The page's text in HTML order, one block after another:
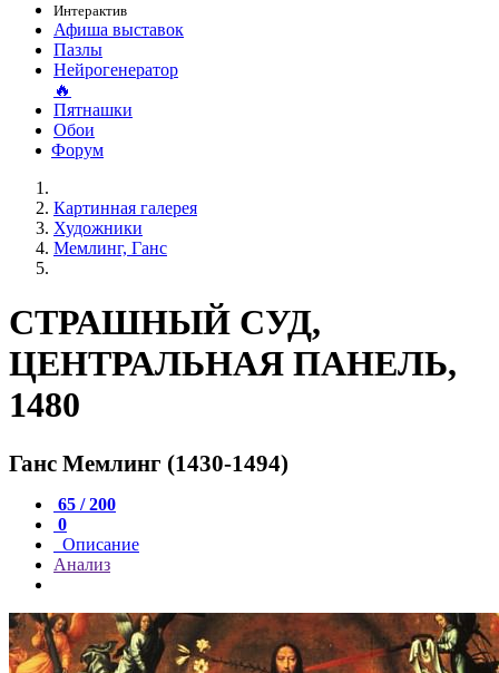
Интерактив
Афиша выставок
Пазлы
Нейрогенератор
🔥
Пятнашки
Обои
Форум
Картинная галерея
Художники
Мемлинг, Ганс
СТРАШНЫЙ СУД,
ЦЕНТРАЛЬНАЯ ПАНЕЛЬ,
1480
Ганс Мемлинг (1430-1494)
65 / 200
0
Описание
Анализ